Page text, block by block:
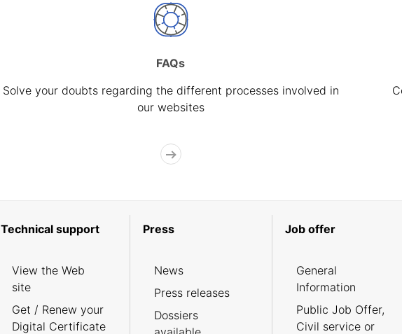
FAQs
Solve your doubts regarding the different processes involved in
our websites
Technical support
View the Web
site
Get / Renew your
Digital Certificate
Press
News
Press releases
Dossiers
Job offer
General
Information
Public Job Offer,
Civil service or